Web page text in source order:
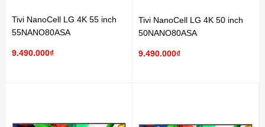
Tivi NanoCell LG 4K 55 inch
55NANO80ASA
9.490.000₫
Tivi NanoCell LG 4K 50 inch
50NANO80ASA
9.490.000₫